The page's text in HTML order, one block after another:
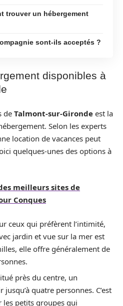
trouver un hébergement
sont-ils acceptés ?
disponibles à
de Talmont-sur-Gironde est la
Selon les experts
location de vacances peut
quelques-unes des options à
meilleurs sites de
Conques
ceux qui préfèrent l’intimité,
jardin et vue sur la mer est
elle offre généralement de
près du centre, un
quatre personnes. C’est
petits groupes qui